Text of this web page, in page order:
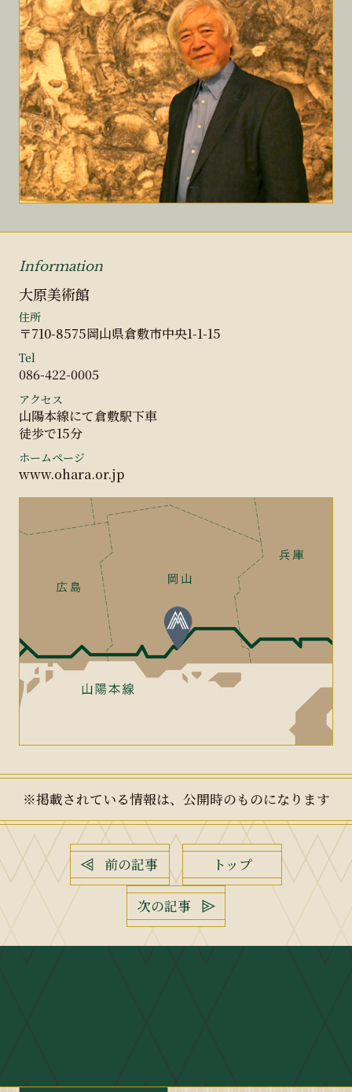
Information
大原美術館
住所
〒710-8575岡山県倉敷市中央1-1-15
Tel
086-422-0005
アクセス
山陽本線にて倉敷駅下車
徒歩で15分
ホームページ
www.ohara.or.jp
※掲載されている情報は、公開時のものになります
前の記事 トップ
次の記事